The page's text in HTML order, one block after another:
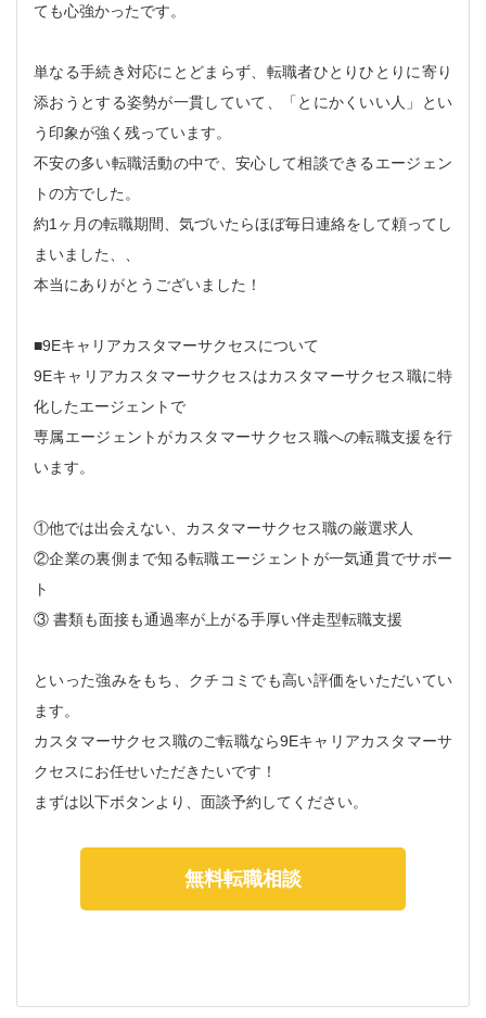
ても心強かったです。
単なる手続き対応にとどまらず、転職者ひとりひとりに寄り
添おうとする姿勢が一貫していて、「とにかくいい人」とい
う印象が強く残っています。
不安の多い転職活動の中で、安心して相談できるエージェン
トの方でした。
約1ヶ月の転職期間、気づいたらほぼ毎日連絡をして頼ってし
まいました、、
本当にありがとうございました！
■9Eキャリアカスタマーサクセスについて
9Eキャリアカスタマーサクセスはカスタマーサクセス職に特
化したエージェントで
専属エージェントがカスタマーサクセス職への転職支援を行
います。
①他では出会えない、カスタマーサクセス職の厳選求人
②企業の裏側まで知る転職エージェントが一気通貫でサポー
ト
③ 書類も面接も通過率が上がる手厚い伴走型転職支援
といった強みをもち、クチコミでも高い評価をいただいてい
ます。
カスタマーサクセス職のご転職なら9Eキャリアカスタマーサ
クセスにお任せいただきたいです！
まずは以下ボタンより、面談予約してください。
無料転職相談